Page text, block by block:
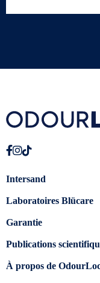
Intersand
Laboratoires Blücare
Garantie
Publications
À propos de